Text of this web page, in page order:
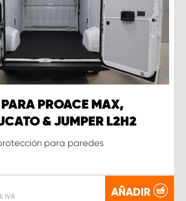
PARA PROACE MAX,
& JUMPER L2H2
para paredes
IVA AÑADIR